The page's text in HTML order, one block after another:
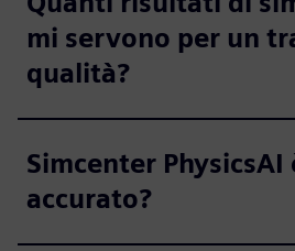
mi servono per un
qualità?
Simcenter PhysicsAI
accurato?